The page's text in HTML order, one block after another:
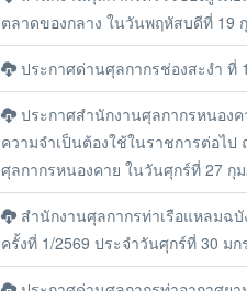
ตลาดของกลาง ในวันพฤหัสบดีที่ 19
ประกาศด่านศุลกากรช่องสะงำ ที่
ประกาศสำนักงานศุลกากรหนอง
ความจำเป็นต้องใช้ในราชการต่อไ
ศุลกากรหนองคาย ในวันศุกร์ที่ 27 กุ
สำนักงานศุลกากรท่าเรือแหลมฉ
ครั้งที่ 1/2569 ประจำวันศุกร์ที่ 30 มก